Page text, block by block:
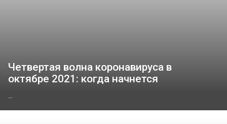
Четвертая волна коронавируса в
октябре 2021: когда начнется
...